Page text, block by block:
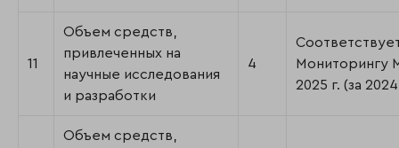
11
Объем средств,
привлеченных на
научные исследования
и разработки
4
Мониторингу
2025 г. (за 2024
Объем средств,